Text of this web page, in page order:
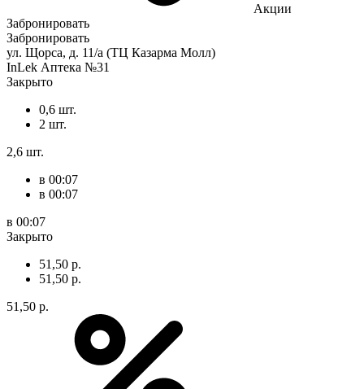
Акции
Забронировать
Забронировать
ул. Щорса, д. 11/а (ТЦ Казарма Молл)
InLek Аптека №31
Закрыто
0,6 шт.
2 шт.
2,6 шт.
в 00:07
в 00:07
в 00:07
Закрыто
51,50 р.
51,50 р.
51,50 р.